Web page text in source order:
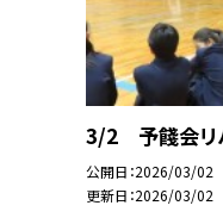
3/2 予餞会リ
公開日 2026/03/02
更新日 2026/03/02